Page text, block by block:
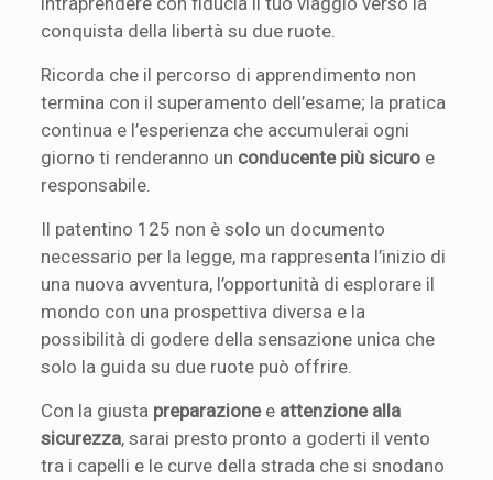
conquista della libertà su due ruote.
Ricorda che il percorso di apprendimento non
termina con il superamento dell’esame; la pratica
continua e l’esperienza che accumulerai ogni
giorno ti renderanno un conducente più sicuro e
responsabile.
Il patentino 125 non è solo un documento
necessario per la legge, ma rappresenta l’inizio di
una nuova avventura, l’opportunità di esplorare il
mondo con una prospettiva diversa e la
possibilità di godere della sensazione unica che
solo la guida su due ruote può offrire.
Con la giusta preparazionee attenzione alla
sicurezza, sarai presto pronto a goderti il vento
tra i capelli e le curve della strada che si snodano